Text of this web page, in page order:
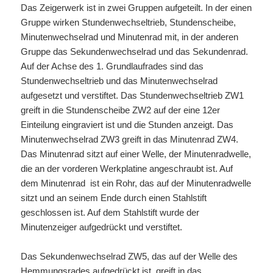
Das Zeigerwerk ist in zwei Gruppen aufgeteilt. In der einen
Gruppe wirken Stundenwechseltrieb, Stundenscheibe,
Minutenwechselrad und Minutenrad mit, in der anderen
Gruppe das Sekundenwechselrad und das Sekundenrad.
Auf der Achse des 1. Grundlaufrades sind das
Stundenwechseltrieb und das Minutenwechselrad
aufgesetzt und verstiftet. Das Stundenwechseltrieb ZW1
greift in die Stundenscheibe ZW2 auf der eine 12er
Einteilung eingraviert ist und die Stunden anzeigt. Das
Minutenwechselrad ZW3 greift in das Minutenrad ZW4.
Das Minutenrad sitzt auf einer Welle, der Minutenradwelle,
die an der vorderen Werkplatine angeschraubt ist. Auf
dem Minutenrad ist ein Rohr, das auf der Minutenradwelle
sitzt und an seinem Ende durch einen Stahlstift
geschlossen ist. Auf dem Stahlstift wurde der
Minutenzeiger aufgedrückt und verstiftet.
Das Sekundenwechselrad ZW5, das auf der Welle des
Hemmungsrades aufgedrückt ist, greift in das